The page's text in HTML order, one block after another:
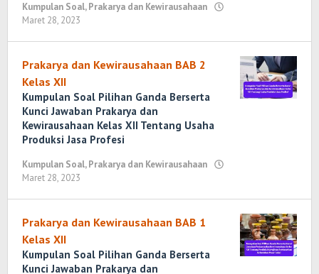
Kumpulan Soal,Prakarya dan Kewirausahaan
Maret 28, 2023
Prakarya dan Kewirausahaan BAB 2
Kelas XII
Kumpulan Soal Pilihan Ganda Berserta
Kunci Jawaban Prakarya dan
Kewirausahaan Kelas XII Tentang Usaha
Produksi Jasa Profesi
Kumpulan Soal,Prakarya dan Kewirausahaan
Maret 28, 2023
Prakarya dan Kewirausahaan BAB 1
Kelas XII
Kumpulan Soal Pilihan Ganda Berserta
Kunci Jawaban Prakarya dan